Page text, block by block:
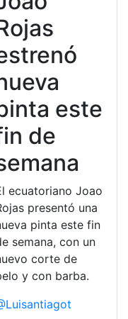
este
de
ecuatoriano Joao
presentó una
pinta este fin
semana, con un
corte de
y con barba.